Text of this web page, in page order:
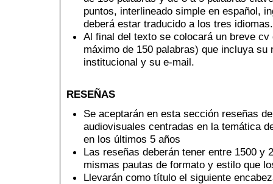
puntos, interlineado simple en español,
deberá estar traducido a los tres idiomas.
Al final del texto se colocará un breve
máximo de 150 palabras) que incluya
institucional y su e-mail.
RESEÑAS
Se aceptarán en esta sección reseñas
audiovisuales centradas en la temática
en los últimos 5 años
Las reseñas deberán tener entre 1500 y
mismas pautas de formato y estilo que
Llevarán como título el siguiente